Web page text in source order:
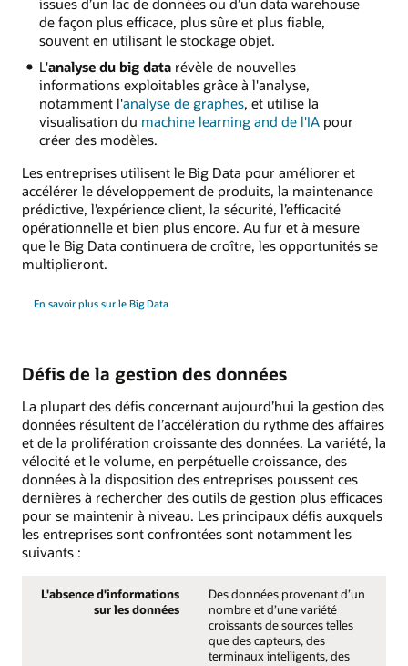
de façon plus efficace, plus sûre et plus fiable,
souvent en utilisant le stockage objet.
L'analyse du big datarévèle de nouvelles
informations exploitables grâce à l'analyse,
notamment l'analyse de graphes, et utilise la
visualisation du machine learning and de l'IApour
créer des modèles.
Les entreprises utilisent le Big Data pour améliorer et
accélérer le développement de produits, la maintenance
prédictive, l’expérience client, la sécurité, l’efficacité
opérationnelle et bien plus encore. Au fur et à mesure
que le Big Data continuera de croître, les opportunités se
multiplieront.
En savoir plus sur le Big Data
Défis de la gestion des données
La plupart des défis concernant aujourd’hui la gestion des
données résultent de l’accélération du rythme des affaires
et de la prolifération croissante des données. La variété, la
vélocité et le volume, en perpétuelle croissance, des
données à la disposition des entreprises poussent ces
dernières à rechercher des outils de gestion plus efficaces
pour se maintenir à niveau. Les principaux défis auxquels
les entreprises sont confrontées sont notamment les
suivants :
L'absence d'informations
sur les données
Des données provenant d’un
nombre et d’une variété
croissants de sources telles
que des capteurs, des
terminaux intelligents, des